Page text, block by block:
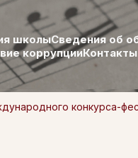
школыСведения об
коррупцииКонтакты
конкурса-